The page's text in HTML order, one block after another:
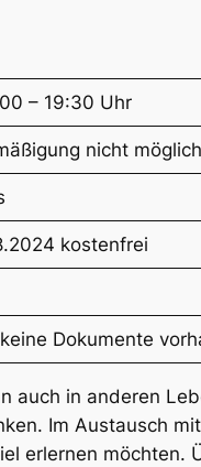
– 19:30 Uhr
nicht möglich
kostenfrei
Dokumente
auch in anderen
Im Austausch
erlernen möchten.